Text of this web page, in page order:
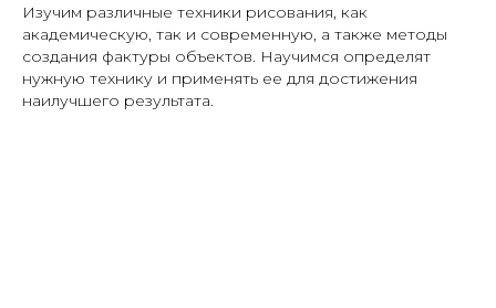
Изучим различные техники рисования, как
академическую, так и современную, а также методы
создания фактуры объектов. Научимся определят
нужную технику и применять ее для достижения
наилучшего результата.